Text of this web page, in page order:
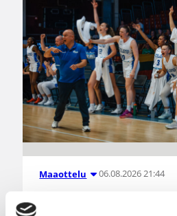
Maaottelu 06.08.2026 21:44
Susiladiesin